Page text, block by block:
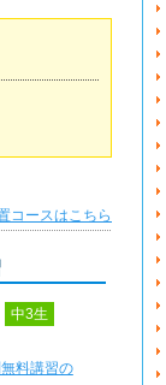
コースはこちら
中3生
料講習の